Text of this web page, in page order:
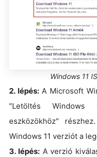
Windows 11
2. lépés:A Microsoft
"Letöltés
eszközökhöz"
Windows 11 verziót a
3. lépés:A verzió